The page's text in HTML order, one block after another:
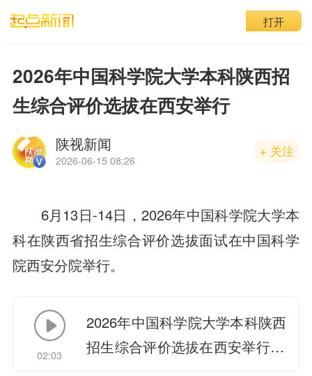
打开
2026年中国科学院大学本科陕西招
生综合评价选拔在西安举行
陕视新闻
2026-06-15 08:26
+ 关注
6月13日-14日，2026年中国科学院大学本
科在陕西省招生综合评价选拔面试在中国科学
院西安分院举行。
02:03
2026年中国科学院大学本科陕西
招生综合评价选拔在西安举行.M